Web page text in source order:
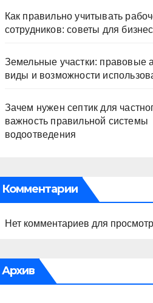
Как правильно учитывать
сотрудников: советы для
Земельные участки: правовые
виды и возможности
Зачем нужен септик для
важность правильной системы
водоотведения
Комментарии
Нет комментариев для
Архив